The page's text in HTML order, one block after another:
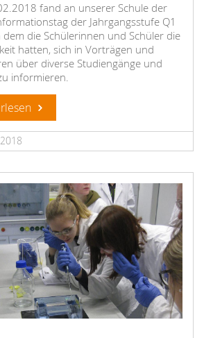
fand an unserer Schule der
der Jahrgangsstufe Q1
dem die Schülerinnen und Schüler die
hatten, sich in Vorträgen und
über diverse Studiengänge und
informieren.